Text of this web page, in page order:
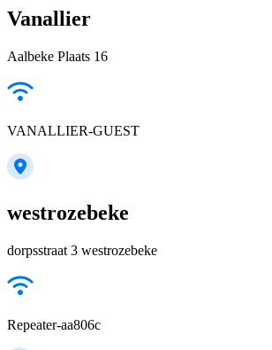
Vanallier
Aalbeke Plaats 16
VANALLIER-GUEST
westrozebeke
dorpsstraat 3 westrozebeke
Repeater-aa806c